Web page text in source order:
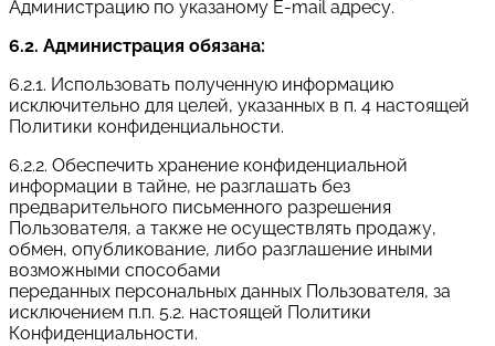
Администрацию по указаному E-mail адресу.
6.2. Администрация обязана:
6.2.1. Использовать полученную информацию
исключительно для целей, указанных в п. 4 настоящей
Политики конфиденциальности.
6.2.2. Обеспечить хранение конфиденциальной
информации в тайне, не разглашать без
предварительного письменного разрешения
Пользователя, а также не осуществлять продажу,
обмен, опубликование, либо разглашение иными
возможными способами
переданных персональных данных Пользователя, за
исключением п.п. 5.2. настоящей Политики
Конфиденциальности.